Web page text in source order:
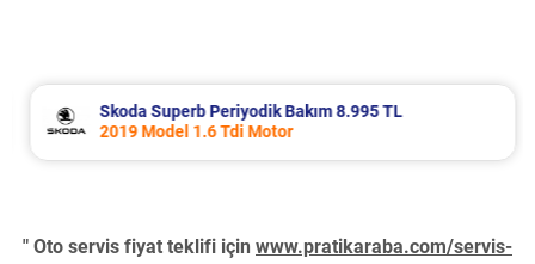
Skoda Superb Periyodik Bakım 8.995 TL
2019 Model 1.6 Tdi Motor
" Oto servis fiyat teklifi için www.pratikaraba.com/servis-